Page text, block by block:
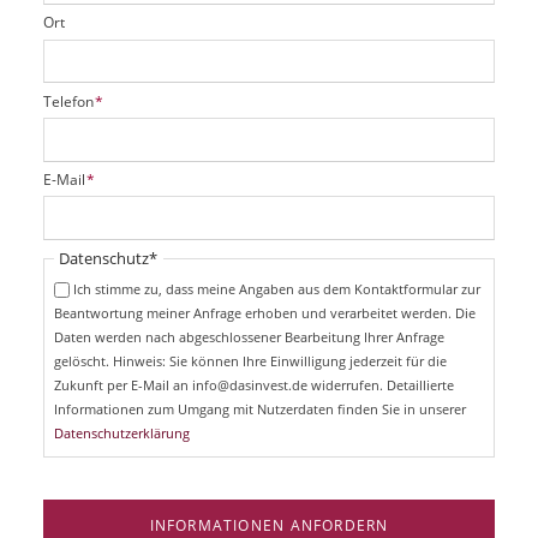
Ort
P
f
i
c
t
f
Telefon*
P
f
i
E-Mail*
Pflichtfeld
Datenschutz*
Ich stimme zu, dass meine Angaben aus dem Kontaktformular zur
Beantwortung meiner Anfrage erhoben und verarbeitet werden. Die
Daten werden nach abgeschlossener Bearbeitung Ihrer Anfrage
gelöscht. Hinweis: Sie können Ihre Einwilligung jederzeit für die
Zukunft per E-Mail an info@dasinvest.de widerrufen. Detaillierte
Informationen zum Umgang mit Nutzerdaten finden Sie in unserer
Datenschutzerklärung
INFORMATIONEN ANFORDERN